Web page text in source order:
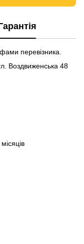
перевізника.
Воздвиженська 48